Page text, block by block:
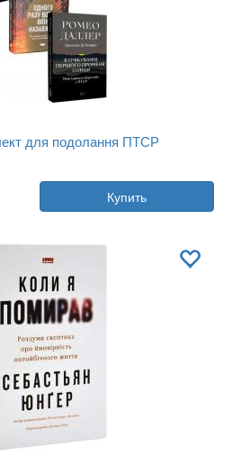
для подолання ПТСР
Юнгер, Чарльз Хоу...
Наш Формат
Украинский
Купить